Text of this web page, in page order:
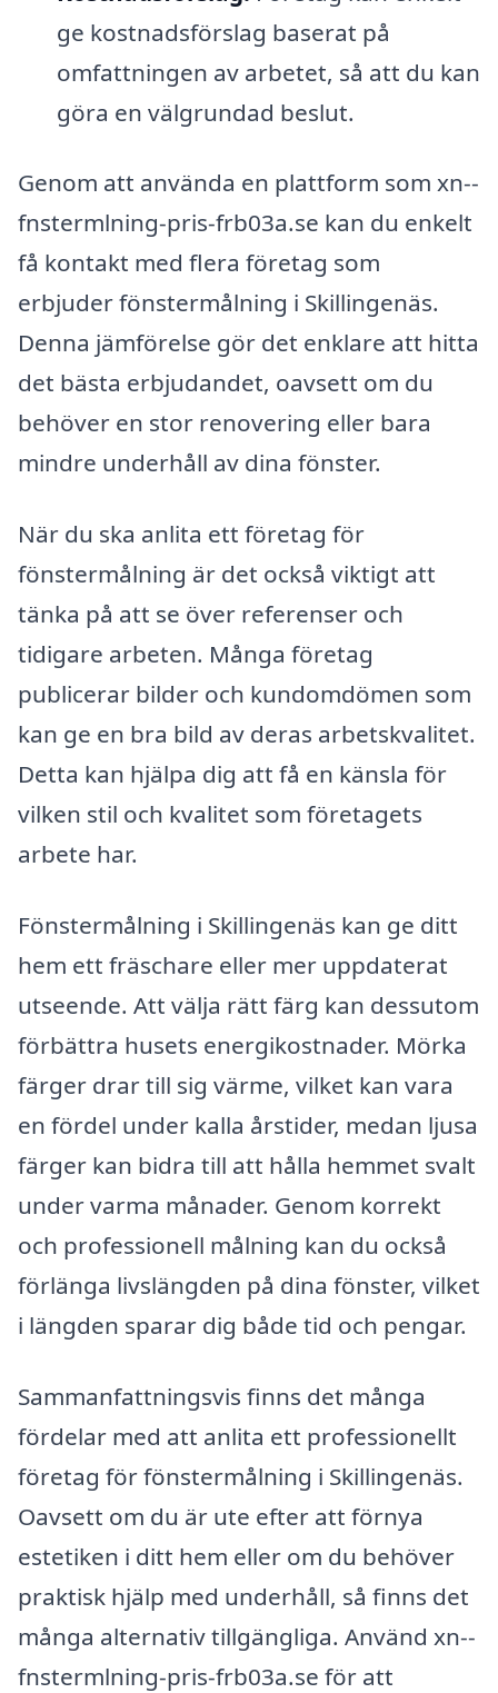
ge kostnadsförslag baserat på
omfattningen av arbetet, så att du kan
göra en välgrundad beslut.
Genom att använda en plattform som xn--
fnstermlning-pris-frb03a.se kan du enkelt
få kontakt med flera företag som
erbjuder fönstermålning i Skillingenäs.
Denna jämförelse gör det enklare att hitta
det bästa erbjudandet, oavsett om du
behöver en stor renovering eller bara
mindre underhåll av dina fönster.
När du ska anlita ett företag för
fönstermålning är det också viktigt att
tänka på att se över referenser och
tidigare arbeten. Många företag
publicerar bilder och kundomdömen som
kan ge en bra bild av deras arbetskvalitet.
Detta kan hjälpa dig att få en känsla för
vilken stil och kvalitet som företagets
arbete har.
Fönstermålning i Skillingenäs kan ge ditt
hem ett fräschare eller mer uppdaterat
utseende. Att välja rätt färg kan dessutom
förbättra husets energikostnader. Mörka
färger drar till sig värme, vilket kan vara
en fördel under kalla årstider, medan ljusa
färger kan bidra till att hålla hemmet svalt
under varma månader. Genom korrekt
och professionell målning kan du också
förlänga livslängden på dina fönster, vilket
i längden sparar dig både tid och pengar.
Sammanfattningsvis finns det många
fördelar med att anlita ett professionellt
företag för fönstermålning i Skillingenäs.
Oavsett om du är ute efter att förnya
estetiken i ditt hem eller om du behöver
praktisk hjälp med underhåll, så finns det
många alternativ tillgängliga. Använd xn--
fnstermlning-pris-frb03a.se för att